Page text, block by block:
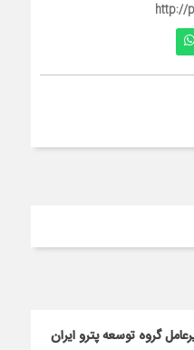
http://
گروه توسعه پترو ایران